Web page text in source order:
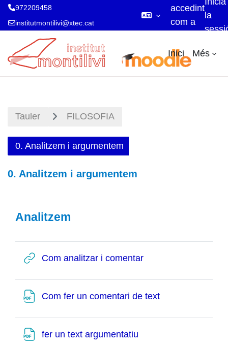
Ves al contingut principal
972209458
institutmontilivi@xtec.cat
accedint
com a
la
Inici Més
Tauler FILOSOFIA
0. Analitzem i argumentem
0. Analitzem i argumentem
Analitzem
Com analitzar i comentarURL
Com fer un comentari de text
fer un text argumentatiu